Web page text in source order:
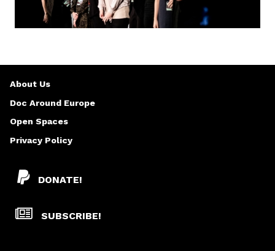
DONATE!
SUBSCRIBE!
About Us
Doc Around Europe
Open Spaces
Privacy Policy